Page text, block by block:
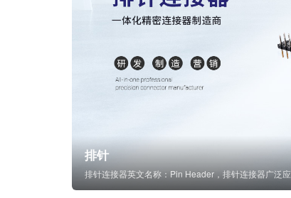
排针
排针连接器英文名称：Pin Header，排针连接器广泛应